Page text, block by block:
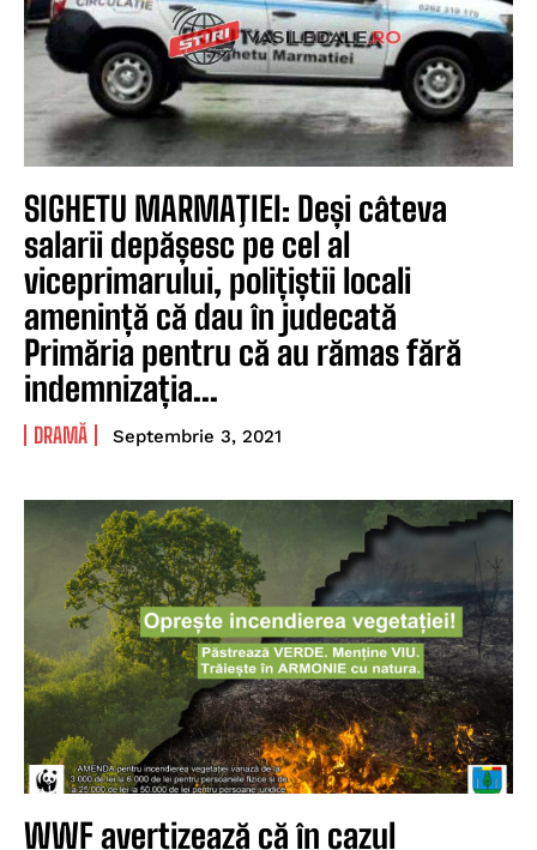
SIGHETU MARMAŢIEI: Deși câteva
salarii depășesc pe cel al
viceprimarului, polițiștii locali
amenință că dau în judecată
Primăria pentru că au rămas fără
indemnizația...
DRAMĂ Septembrie 3, 2021
WWF avertizează că în cazul